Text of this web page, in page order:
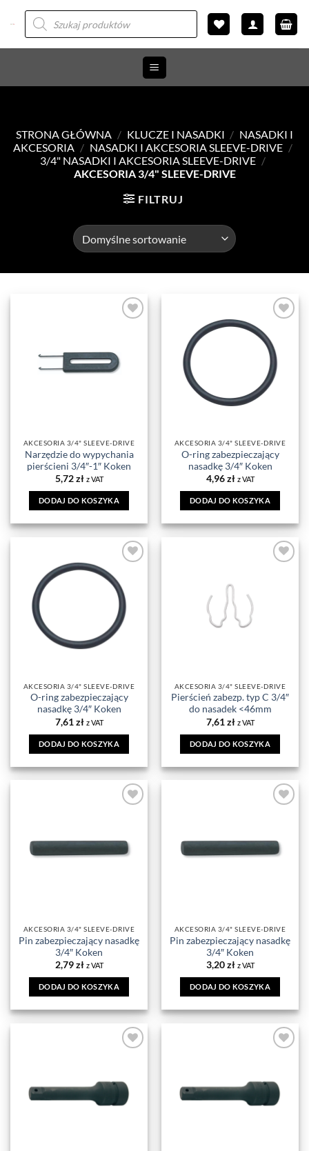
Przewiń
do
zawartości
Wyszukiwarka
produktów
STRONA GŁÓWNA / KLUCZE I NASADKI / NASADKI I
AKCESORIA / NASADKI I AKCESORIA SLEEVE-DRIVE /
3/4" NASADKI I AKCESORIA SLEEVE-DRIVE /
AKCESORIA 3/4" SLEEVE-DRIVE
FILTRUJ
AKCESORIA 3/4" SLEEVE-DRIVE
Narzędzie do wypychania
pierścieni 3/4″-1″ Koken
5,72zł z VAT
DODAJ DO KOSZYKA
DODAJ DO
ULUBIONYCH
AKCESORIA 3/4" SLEEVE-DRIVE
O-ring zabezpieczający
nasadkę 3/4″ Koken
4,96zł z VAT
DODAJ DO KOSZYKA
DODAJ DO
ULUBIONYCH
AKCESORIA 3/4" SLEEVE-DRIVE
O-ring zabezpieczający
nasadkę 3/4″ Koken
7,61zł z VAT
DODAJ DO KOSZYKA
ULUBIONYCH
AKCESORIA 3/4" SLEEVE-DRIVE
Pierścień zabezp. typ C 3/4″
do nasadek <46mm
7,61zł z VAT
DODAJ DO KOSZYKA
AKCESORIA 3/4" SLEEVE-DRIVE
Pin zabezpieczający nasadkę
3/4″ Koken
2,79zł z VAT
DODAJ DO KOSZYKA
AKCESORIA 3/4" SLEEVE-DRIVE
Pin zabezpieczający nasadkę
3/4″ Koken
3,20zł z VAT
DODAJ DO KOSZYKA